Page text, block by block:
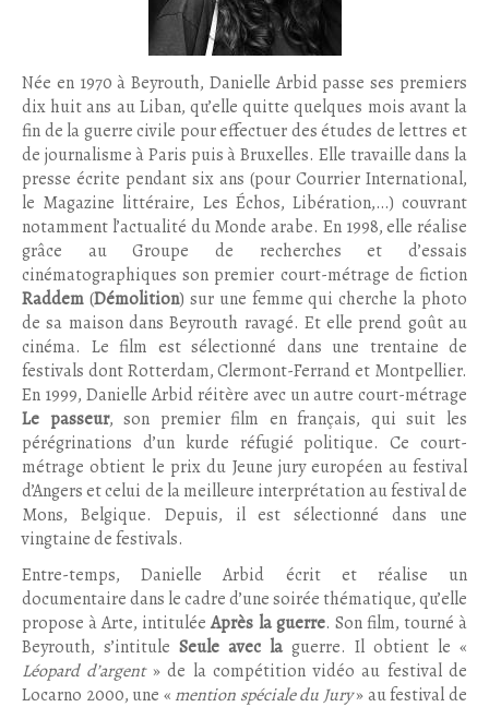
Née en 1970 à Beyrouth, Danielle Arbid passe ses premiers
dix huit ans au Liban, qu’elle quitte quelques mois avant la
fin de la guerre civile pour effectuer des études de lettres et
de journalisme à Paris puis à Bruxelles. Elle travaille dans la
presse écrite pendant six ans (pour Courrier International,
le Magazine littéraire, Les Échos, Libération,…) couvrant
notamment l’actualité du Monde arabe. En 1998, elle réalise
grâce au Groupe de recherches et d’essais
cinématographiques son premier court-métrage de fiction
Raddem (Démolition) sur une femme qui cherche la photo
de sa maison dans Beyrouth ravagé. Et elle prend goût au
cinéma. Le film est sélectionné dans une trentaine de
festivals dont Rotterdam, Clermont-Ferrand et Montpellier.
En 1999, Danielle Arbid réitère avec un autre court-métrage
Le passeur, son premier film en français, qui suit les
pérégrinations d’un kurde réfugié politique. Ce court-
métrage obtient le prix du Jeune jury européen au festival
d’Angers et celui de la meilleure interprétation au festival de
Mons, Belgique. Depuis, il est sélectionné dans une
vingtaine de festivals.
Entre-temps, Danielle Arbid écrit et réalise un
documentaire dans le cadre d’une soirée thématique, qu’elle
propose à Arte, intituléeAprès la guerre. Son film, tourné à
Beyrouth, s’intitule Seule avec la guerre. Il obtient le «
Léopard d’argent» de la compétition vidéo au festival de
Locarno 2000, une « mention spéciale du Jury» au festival de